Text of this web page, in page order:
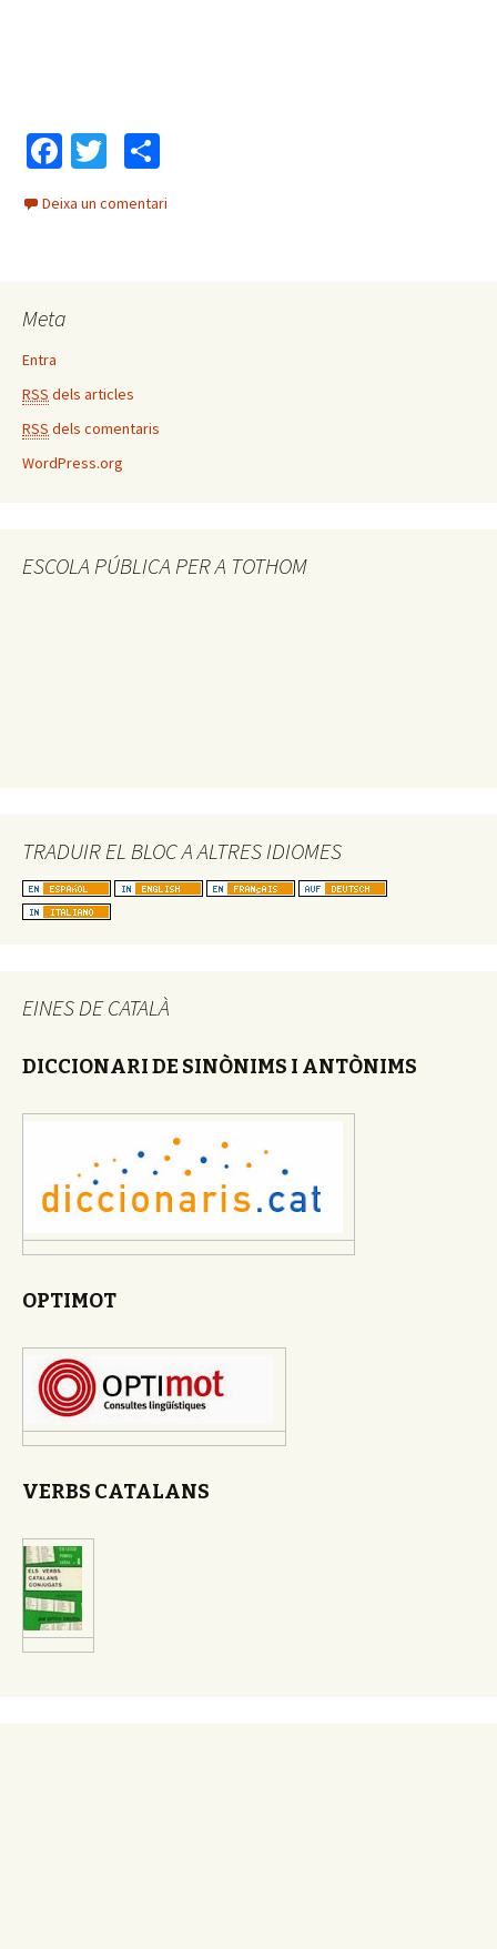
Fa
b
k
T
tt
o
m
Deixa un comentari
Meta
Entra
RSS dels articles
RSS dels comentaris
WordPress.org
ESCOLA PÚBLICA PER A TOTHOM
TRADUIR EL BLOC A ALTRES IDIOMES
EINES DE CATALÀ
DICCIONARI DE SINÒNIMS I ANTÒNIMS
OPTIMOT
VERBS CATALANS